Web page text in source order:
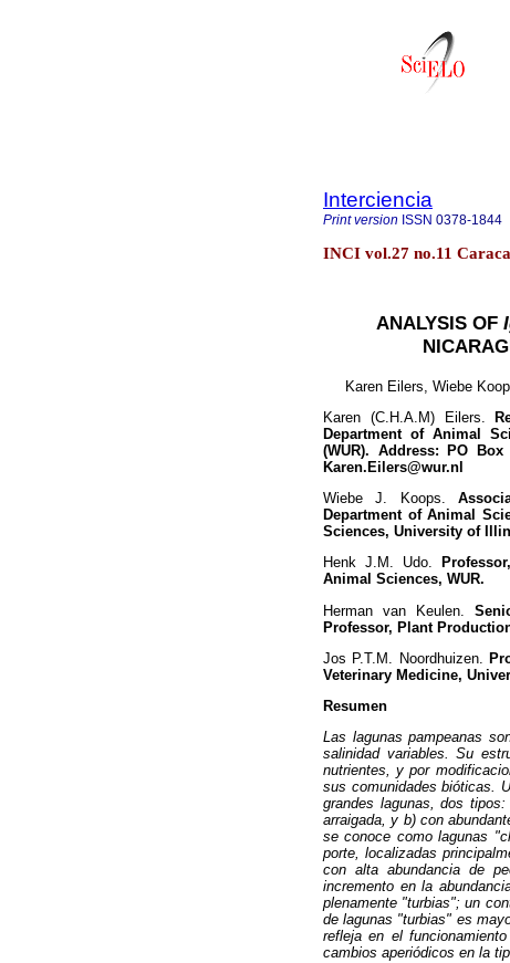
Interciencia
Print version ISSN 0378-1844
INCI vol.27 no.11
ANALYSIS OF
Karen Eilers, Wiebe
Karen (C.H.A.M) Eilers.
Department of Animal
(WUR). Address: PO
Karen.Eilers@wur.nl
Wiebe J. Koops.
Department of Animal
Sciences, University of
Henk J.M. Udo.
Animal Sciences, WUR.
Herman van Keulen.
Professor, Plant
Jos P.T.M. Noordhuizen.
Veterinary Medicine,
Resumen
Las lagunas pampeanas
salinidad variables. Su
nutrientes, y por
sus comunidades bióticas.
grandes lagunas, dos
arraigada, y b) con
se conoce como lagunas
porte, localizadas
con alta abundancia de
incremento en la
plenamente "turbias"; un
de lagunas "turbias" es
refleja en el
cambios aperiódicos en la